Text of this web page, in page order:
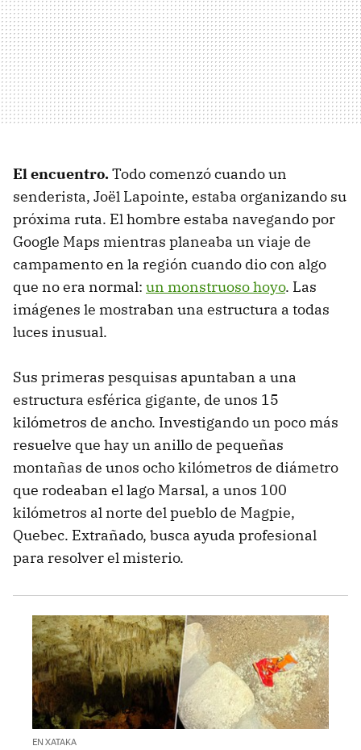
El encuentro.Todo comenzó cuando un
senderista, Joël Lapointe, estaba organizando su
próxima ruta. El hombre estaba navegando por
Google Maps mientras planeaba un viaje de
campamento en la región cuando dio con algo
que no era normal: un monstruoso hoyo. Las
imágenes le mostraban una estructura a todas
luces inusual.
Sus primeras pesquisas apuntaban a una
estructura esférica gigante, de unos 15
kilómetros de ancho. Investigando un poco más
resuelve que hay un anillo de pequeñas
montañas de unos ocho kilómetros de diámetro
que rodeaban el lago Marsal, a unos 100
kilómetros al norte del pueblo de Magpie,
Quebec. Extrañado, busca ayuda profesional
para resolver el misterio.
EN XATAKA